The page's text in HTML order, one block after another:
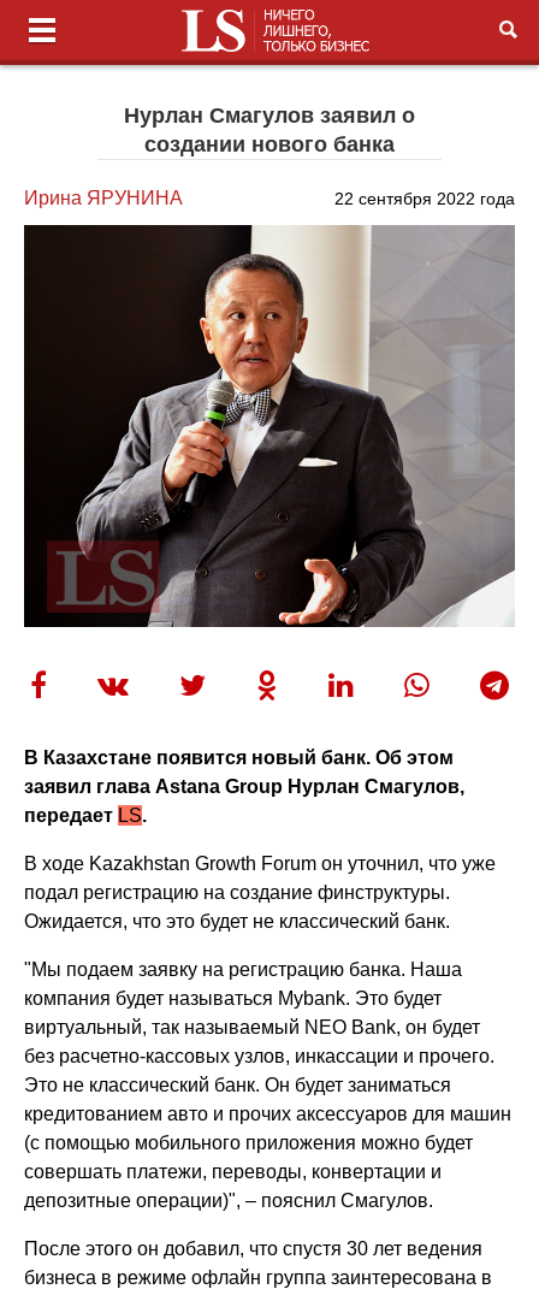
Нурлан Смагулов заявил о
создании нового банка
Ирина ЯРУНИНА 22 сентября 2022 года
В Казахстане появится новый банк. Об этом
заявил глава Astana Group Нурлан Смагулов,
передает LS.
В ходе Kazakhstan Growth Forum он уточнил, что уже
подал регистрацию на создание финструктуры.
Ожидается, что это будет не классический банк.
"Мы подаем заявку на регистрацию банка. Наша
компания будет называться Mybank. Это будет
виртуальный, так называемый NEO Bank, он будет
без расчетно-кассовых узлов, инкассации и прочего.
Это не классический банк. Он будет заниматься
кредитованием авто и прочих аксессуаров для машин
(с помощью мобильного приложения можно будет
совершать платежи, переводы, конвертации и
депозитные операции)", – пояснил Смагулов.
После этого он добавил, что спустя 30 лет ведения
бизнеса в режиме офлайн группа заинтересована в